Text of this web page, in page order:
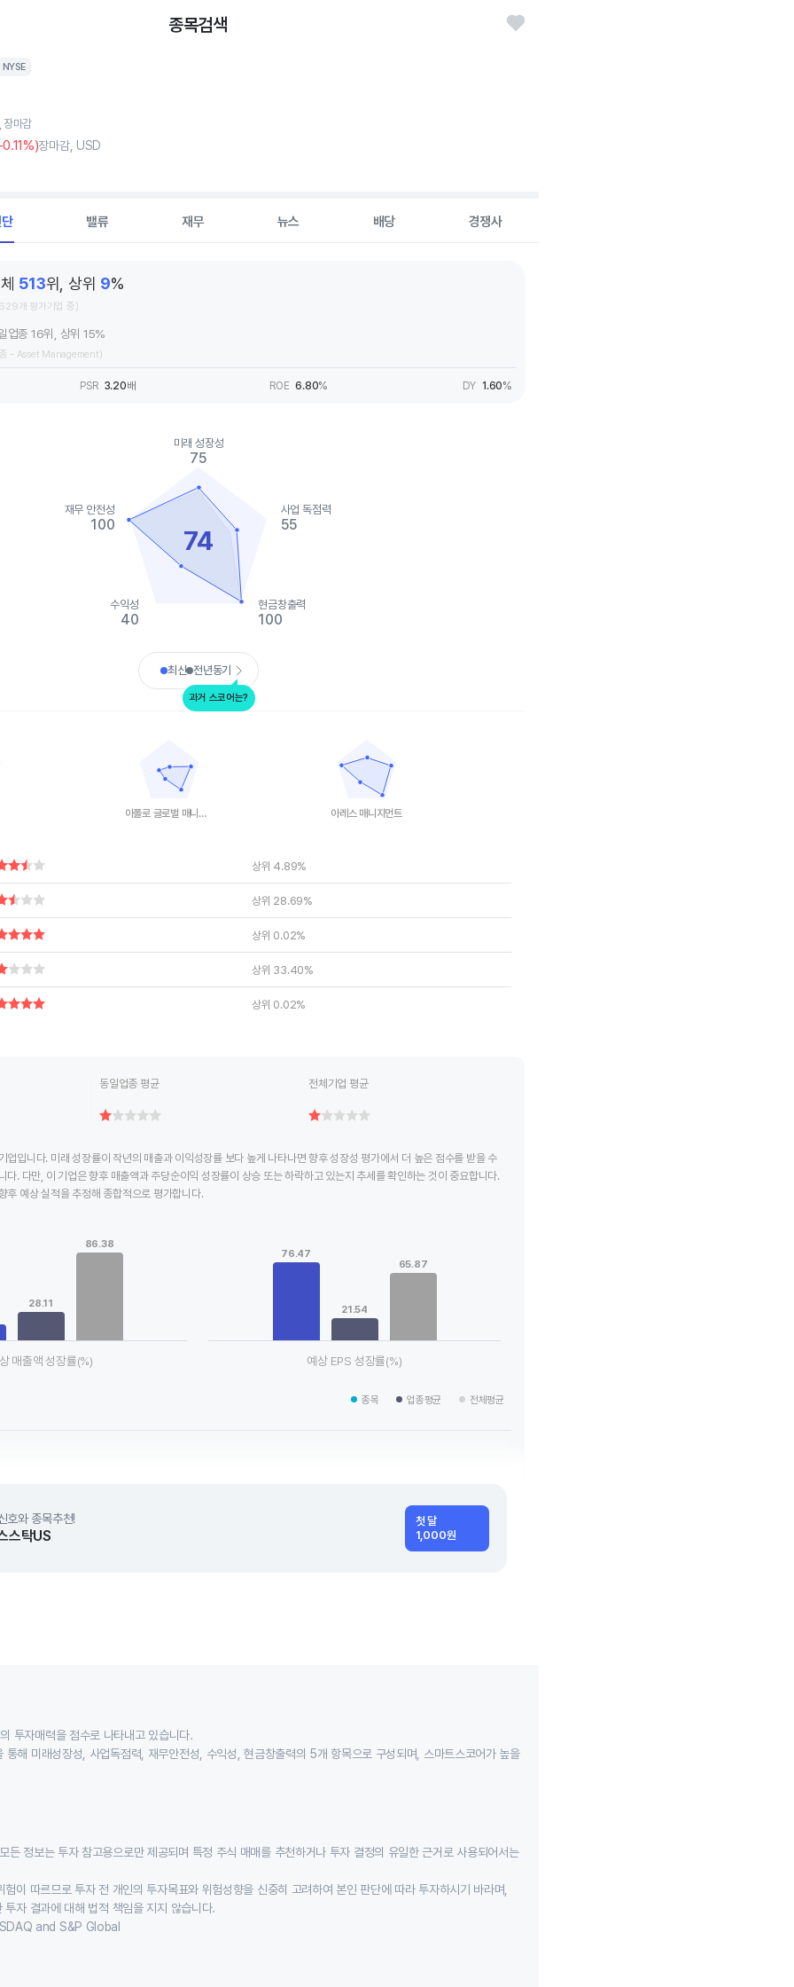
종목검색
NYSE
마감
.11%)장마감, USD
밸류 재무 뉴스 배당 경쟁사
513위, 상위 9%
개 평가기업 중)
업종 16위, 상위 15%
- Asset Management)
PSR 3.20배 ROE 6.80% DY 1.60%
displaying values. Data ranges from 40 to 100.
74
미래 성장성
75
사업 독점력
55
현금창출력
100
수익성
40
재무 안전성
100
최신 전년동기
과거 스코어는?
1 X axis displaying categories.
1 Y axis displaying values. Data ranges from 55 to 100.
아폴로 글로벌 매니지먼트
The chart has 1 X axis displaying categories.
The chart has 1 Y axis displaying values. Data ranges from 25 to 85.
아폴로 글로벌 매니지먼트
The chart has 1 X axis displaying categories.
The chart has 1 Y axis displaying values. Data ranges from 40 to 100.
아레스 매니지먼트
상위 4.89%
상위 28.69%
상위 0.02%
상위 33.40%
상위 0.02%
동일업종 평균 전체기업 평균
업입니다. 미래 성장률이 작년의 매출과 이익성장률 보다 높게 나타나면 향후 성장성 평가에서 더 높은 점수를 받을 수
다. 다만, 이 기업은 향후 매출액과 주당순이익 성장률이 상승 또는 하락하고 있는지 추세를 확인하는 것이 중요합니다.
후 예상 실적을 추정해 종합적으로 평가합니다.
28.11
86.38
매출액 성장률(%)
View as data table, Chart
The chart has 1 X axis displaying categories.
76.47
21.54
65.87
예상 EPS 성장률(%)
종목 업종평균 전체평균
호와 종목추천!
스탁US
첫 달
1,000원
투자매력을 점수로 나타내고 있습니다.
통해 미래성장성, 사업독점력, 재무안전성, 수익성, 현금창출력의 5개 항목으로 구성되며, 스마트스코어가 높을
든 정보는 투자 참고용으로만 제공되며 특정 주식 매매를 추천하거나 투자 결정의 유일한 근거로 사용되어서는
험이 따르므로 투자 전 개인의 투자목표와 위험성향을 신중히 고려하여 본인 판단에 따라 투자하시기 바라며,
투자 결과에 대해 법적 책임을 지지 않습니다.
and S&P Global